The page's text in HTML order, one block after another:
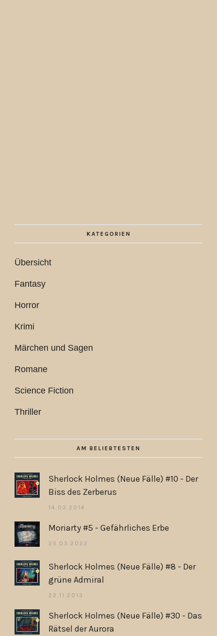
KATEGORIEN
Übersicht
Fantasy
Horror
Krimi
Märchen und Sagen
Romane
Science Fiction
Thriller
AM BELIEBTESTEN
Sherlock Holmes (Neue Fälle) #10 - Der
Biss des Zerberus
14.03.2014
Moriarty #5 - Gefährliches Erbe
25.03.2022
Sherlock Holmes (Neue Fälle) #8 - Der
grüne Admiral
22.11.2013
Sherlock Holmes (Neue Fälle) #30 - Das
Rätsel der Aurora